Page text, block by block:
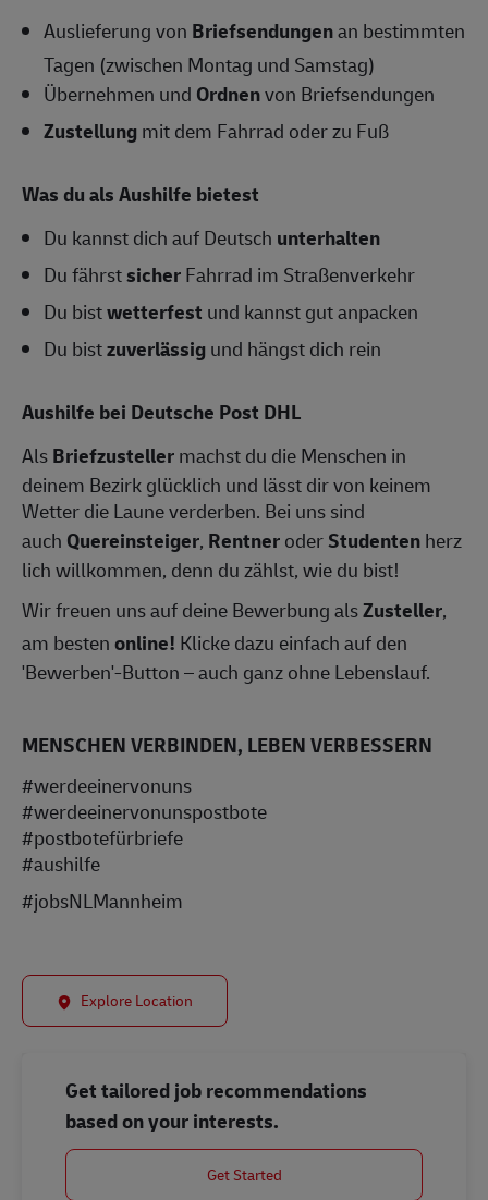
Auslieferung von Briefsendungenan bestimmten
Tagen (zwischen Montag und Samstag)
Übernehmen und Ordnenvon Briefsendungen
Zustellungmit dem Fahrrad oder zu Fuß
Was du als Aushilfe bietest
Du kannst dich auf Deutsch unterhalten
Du fährstsicherFahrrad im Straßenverkehr
Du bistwetterfest und kannst gut anpacken
Du bistzuverlässigund hängst dich rein
Aushilfe bei Deutsche Post DHL
AlsBriefzustellermachst du die Menschen in
deinem Bezirk glücklich und lässt dir von keinem
Wetter die Laune verderben. Bei uns sind
auch Quereinsteiger, RentneroderStudentenherz
lich willkommen, denn du zählst, wie du bist!
Wir freuen uns auf deine Bewerbung alsZusteller,
am bestenonline! Klicke dazu einfach auf den
'Bewerben'-Button – auch ganz ohne Lebenslauf.
MENSCHEN VERBINDEN, LEBEN VERBESSERN
#werdeeinervonuns
#werdeeinervonunspostbote
#postbotefürbriefe
#aushilfe
#jobsNLMannheim
Explore Location
Get tailored job recommendations
based on your interests.
Get Started